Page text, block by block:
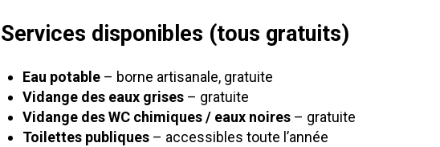
Services disponibles (tous gratuits)
Eau potable– borne artisanale, gratuite
Vidange des eaux grises– gratuite
Vidange des WC chimiques / eaux noires– gratuite
Toilettes publiques– accessibles toute l’année